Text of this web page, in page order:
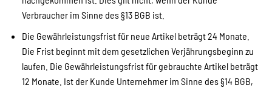
Verbraucher im Sinne des §13 BGB ist.
Die Gewährleistungsfrist für neue Artikel beträgt 24 Monate.
Die Frist beginnt mit dem gesetzlichen Verjährungsbeginn zu
laufen. Die Gewährleistungsfrist für gebrauchte Artikel beträgt
12 Monate. Ist der Kunde Unternehmer im Sinne des §14 BGB,